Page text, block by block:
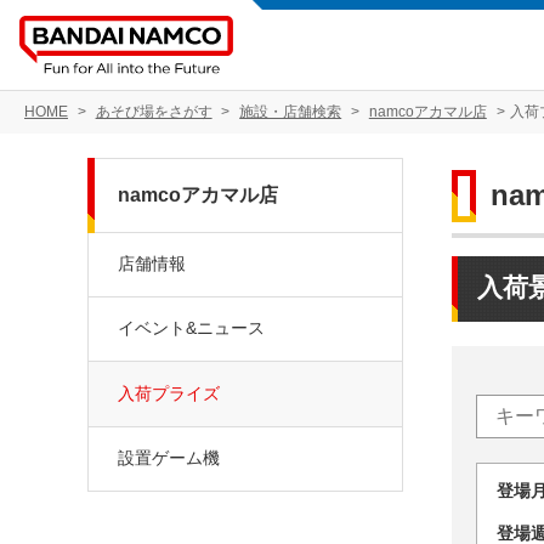
HOME あそび場をさがす 施設・店舗検索 namcoアカマル店 入荷
入荷
登
登
namcoアカマル店
店舗情報
イベント&ニュース
入荷プライズ
設置ゲーム機